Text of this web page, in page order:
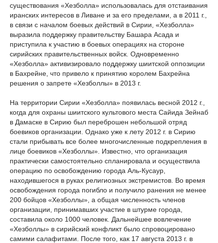
существования «Хезболла» использовалась для отстаивания
иранских интересов в Ливане и за его пределами, а в 2011 г.,
в связи с началом боевых действий в Сирии, «Хезболла»
выразила поддержку правительству Башара Асада и
приступила к участию в боевых операциях на стороне
сирийских правительственных войск. Одновременно
«Хезболла» активизировало поддержку шиитской оппозиции
в Бахрейне, что привело к принятию королем Бахрейна
решения о запрете «Хезболлы» в 2013 г.
На территории Сирии «Хезболла» появилась весной 2012 г.,
когда для охраны шиитского культового места Сайида Зейнаб
в Дамаске в Сирию был переброшен небольшой отряд
боевиков организации. Однако уже к лету 2012 г. в Сирию
стали прибывать все более многочисленные подкрепления в
лице боевиков «Хезболлы». Известно, что организация
практически самостоятельно спланировала и осуществила
операцию по освобождению города Аль-Кусаур,
находившегося в руках религиозных экстремистов. Во время
освобождения города погибло и получило ранения не менее
200 бойцов «Хезболлы», а общая численность членов
организации, принимавших участие в штурме города,
составила около 1000 человек. Дальнейшее вовлечение
«Хезболлы» в сирийский конфликт было спровоцировано
самими салафитами. После того, как 17 августа 2013 г. в